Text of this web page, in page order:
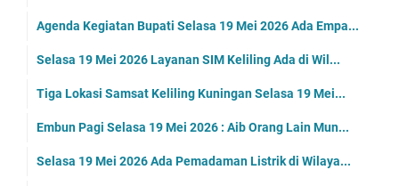
Agenda Kegiatan Bupati Selasa 19 Mei 2026 Ada Empa...
Selasa 19 Mei 2026 Layanan SIM Keliling Ada di Wil...
Tiga Lokasi Samsat Keliling Kuningan Selasa 19 Mei...
Embun Pagi Selasa 19 Mei 2026 : Aib Orang Lain Mun...
Selasa 19 Mei 2026 Ada Pemadaman Listrik di Wilaya...